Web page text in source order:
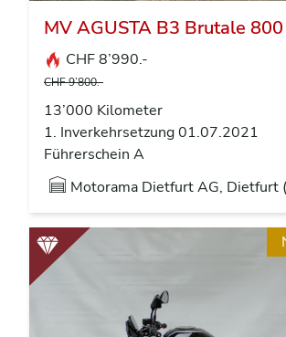
MV AGUSTA B3 Brutale 800
CHF 8’990.-
CHF 9’800.-
13’000 Kilometer
1. Inverkehrsetzung 01.07.2021
Führerschein A
Motorama Dietfurt AG, Dietfurt